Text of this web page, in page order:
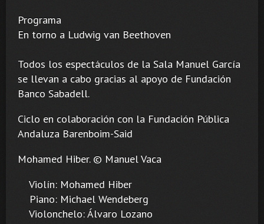
Programa
En torno a Ludwig van Beethoven
Todos los espectáculos de la Sala Manuel García
se llevan a cabo gracias al apoyo de Fundación
Banco Sabadell.
Ciclo en colaboración con la Fundación Pública
Andaluza Barenboim-Said
Mohamed Hiber. © Manuel Vaca
Violín: Mohamed Hiber
Piano: Michael Wendeberg
Violonchelo: Álvaro Lozano